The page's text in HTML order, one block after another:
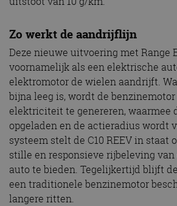
Zo werkt de aandrijflijn
Deze nieuwe uitvoering met Range
voornamelijk als een elektrische
elektromotor de wielen aandrijft.
bijna leeg is, wordt de
elektriciteit te genereren, waarmee
opgeladen en de actieradius wordt
systeem stelt de C10 REEV in staat
stille en responsieve rijbeleving
auto te bieden. Tegelijkertijd blijft
een traditionele benzinemotor
langere ritten.